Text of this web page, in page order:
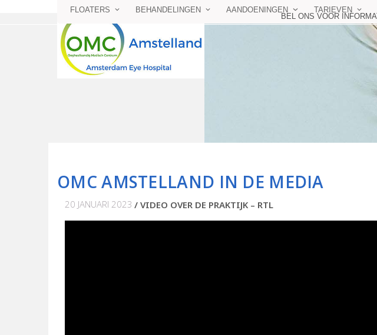
BEL ONS VOOR
FLOATERS BEHANDELINGEN AANDOENINGEN TARIEVEN
OMC AMSTELLAND IN DE MEDIA
20 JANUARI 2023 VIDEO OVER DE PRAKTIJK – RTL